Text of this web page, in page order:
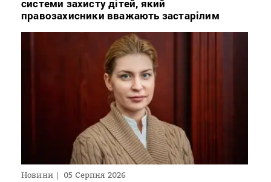
системи захисту дітей, який
правозахисники вважають застарілим
Новини 05 Серпня 2026